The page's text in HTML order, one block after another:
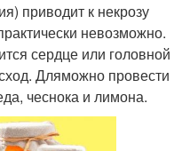
приводит к некрозу
невозможно.
сердце или головной
Дляможно провести
чеснока и лимона.